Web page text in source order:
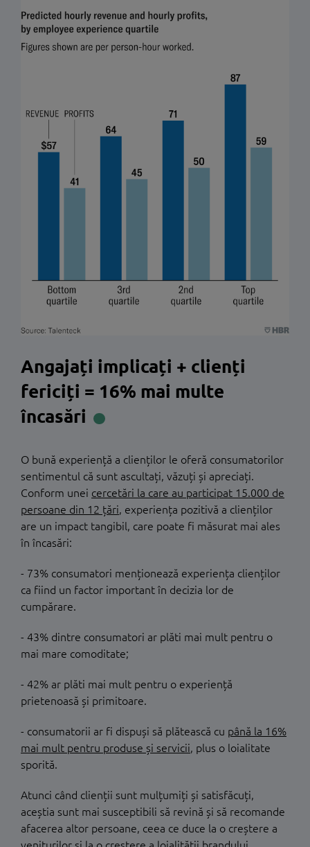
Angajați implicați + clienți
fericiți = 16% mai multe
încasări
O bună experiență a clienților le oferă consumatorilor
sentimentul că sunt ascultați, văzuți și apreciați.
Conform unei cercetări la care au participat 15.000 de
persoane din 12 țări, experiența pozitivă a clienților
are un impact tangibil, care poate fi măsurat mai ales
în încasări:
- 73% consumatori menționează experiența clienților
ca fiind un factor important în decizia lor de
cumpărare.
- 43% dintre consumatori ar plăti mai mult pentru o
mai mare comoditate;
- 42% ar plăti mai mult pentru o experiență
prietenoasă și primitoare.
- consumatorii ar fi dispuși să plătească cu până la 16%
mai mult pentru produse și servicii, plus o loialitate
sporită.
Atunci când clienții sunt mulțumiți și satisfăcuți,
aceștia sunt mai susceptibili să revină și să recomande
afacerea altor persoane, ceea ce duce la o creștere a